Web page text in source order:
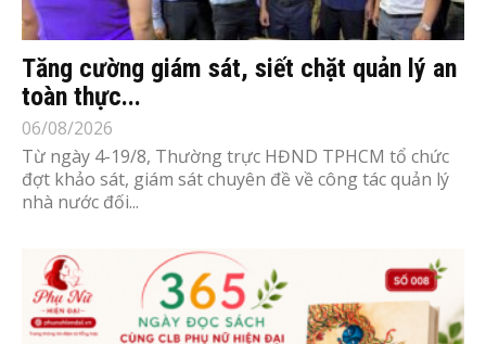
Tăng cường giám sát, siết chặt quản lý an
toàn thực...
06/08/2026
Từ ngày 4-19/8, Thường trực HĐND TPHCM tổ chức
đợt khảo sát, giám sát chuyên đề về công tác quản lý
nhà nước đối...